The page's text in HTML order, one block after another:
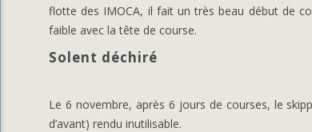
flotte des IMOCA, il fait un très beau début de
faible avec la tête de course.
Solent déchiré
Le 6 novembre, après 6 jours de courses, le
d’avant) rendu inutilisable.